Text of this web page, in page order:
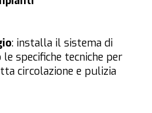
: installa il sistema di
specifiche tecniche per
circolazione e pulizia